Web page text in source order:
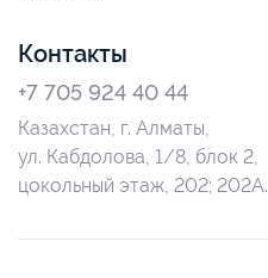
Контакты
+7 705 924 40 44
Казахстан, г. Алматы,
ул. Кабдолова, 1/8, блок 2,
цокольный этаж, 202; 202А.